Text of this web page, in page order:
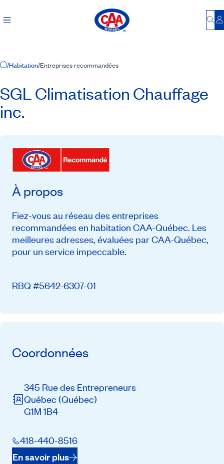
Accueil
/Habitation/Entreprises recommandées
SGL Climatisation Chauffage
inc.
À propos
Fiez-vous au réseau des entreprises
recommandées en habitation CAA-Québec. Les
meilleures adresses, évaluées par CAA-Québec,
pour un service impeccable.
RBQ #5642-6307-01
Coordonnées
345 Rue des Entrepreneurs
Québec (Québec)
G1M 1B4
418-440-8516
En savoir plus